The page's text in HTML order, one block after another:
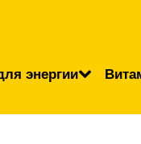
энергии